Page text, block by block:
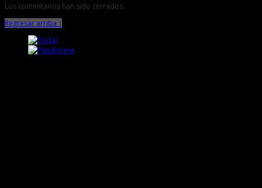
Los comentarios han sido cerrados.
Regresar arriba ↑